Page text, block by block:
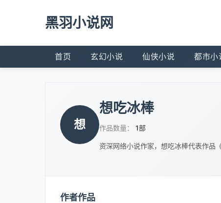
黑羽小说网
首页 玄幻小说 仙侠小说 都市小
想
想吃冰棒
作品数量： 1部
资深网络小说作家，想吃冰棒代表作品
作者作品